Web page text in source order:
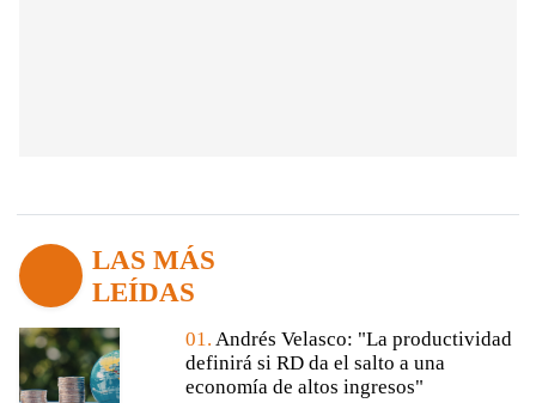
LAS MÁS
LEÍDAS
01. Andrés Velasco: "La productividad
definirá si RD da el salto a una
economía de altos ingresos"